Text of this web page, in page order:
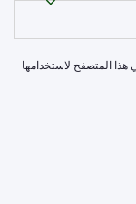
لاستخدامها